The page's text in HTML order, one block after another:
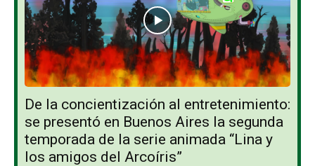
De la concientización al entretenimiento:
se presentó en Buenos Aires la segunda
temporada de la serie animada “Lina y
los amigos del Arcoíris”